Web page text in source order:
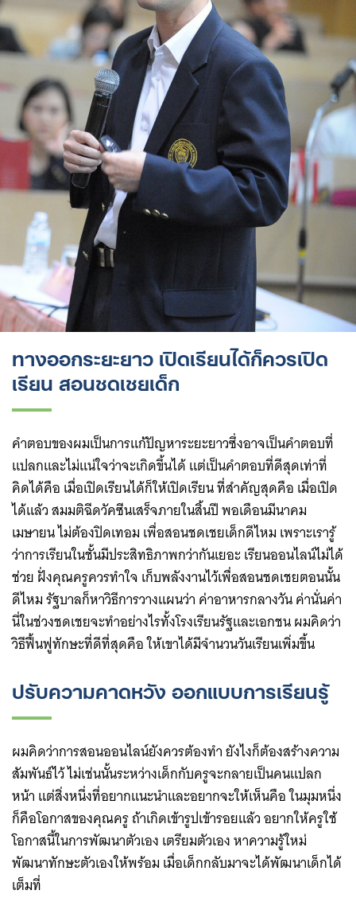
ทางออกระยะยาว เปิดเรียนได้ก็ควรเปิด
เรียน สอนชดเชยเด็ก
คำตอบของผมเป็นการแก้ปัญหาระยะยาวซึ่งอาจเป็นคำตอบที่
แปลกและไม่แน่ใจว่าจะเกิดขึ้นได้ แต่เป็นคำตอบที่ดีสุดเท่าที่
คิดได้คือ เมื่อเปิดเรียนได้ก็ให้เปิดเรียน ที่สำคัญสุดคือ เมื่อเปิด
ได้แล้ว สมมติฉีดวัคซีนเสร็จภายในสิ้นปี พอเดือนมีนาคม
เมษายน ไม่ต้องปิดเทอม เพื่อสอนชดเชยเด็กดีไหม เพราะเรารู้
ว่าการเรียนในชั้นมีประสิทธิภาพกว่ากันเยอะ เรียนออนไลน์ไม่ได้
ช่วย ฝั่งคุณครูควรทำใจ เก็บพลังงานไว้เพื่อสอนชดเชยตอนนั้น
ดีไหม รัฐบาลก็หาวิธีการวางแผนว่า ค่าอาหารกลางวัน ค่านั่นค่า
นี่ในช่วงชดเชยจะทำอย่างไรทั้งโรงเรียนรัฐและเอกชน ผมคิดว่า
วิธีฟื้นฟูทักษะที่ดีที่สุดคือ ให้เขาได้มีจำนวนวันเรียนเพิ่มขึ้น
ปรับความคาดหวัง ออกแบบการเรียนรู้
ผมคิดว่าการสอนออนไลน์ยังควรต้องทำ ยังไงก็ต้องสร้างความ
สัมพันธ์ไว้ ไม่เช่นนั้นระหว่างเด็กกับครูจะกลายเป็นคนแปลก
หน้า แต่สิ่งหนึ่งที่อยากแนะนำและอยากจะให้เห็นคือ ในมุมหนึ่ง
ก็คือโอกาสของคุณครู ถ้าเกิดเข้ารูปเข้ารอยแล้ว อยากให้ครูใช้
โอกาสนี้ในการพัฒนาตัวเอง เตรียมตัวเอง หาความรู้ใหม่
พัฒนาทักษะตัวเองให้พร้อม เมื่อเด็กกลับมาจะได้พัฒนาเด็กได้
เต็มที่